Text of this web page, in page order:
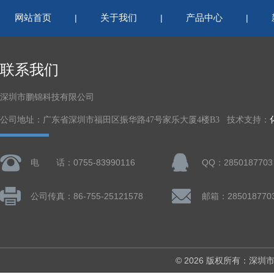
网站首页 | 关于我们 | 产品中心 |
联系我们
深圳市鹏锦科技有限公司
公司地址：广东省深圳市福田区振华路47号家乐大厦4楼B3 技术支持：
电 话：0755-83990116 QQ：2850187703
公司传真：86-755-25121578 邮箱：
© 2026 版权所有：深圳